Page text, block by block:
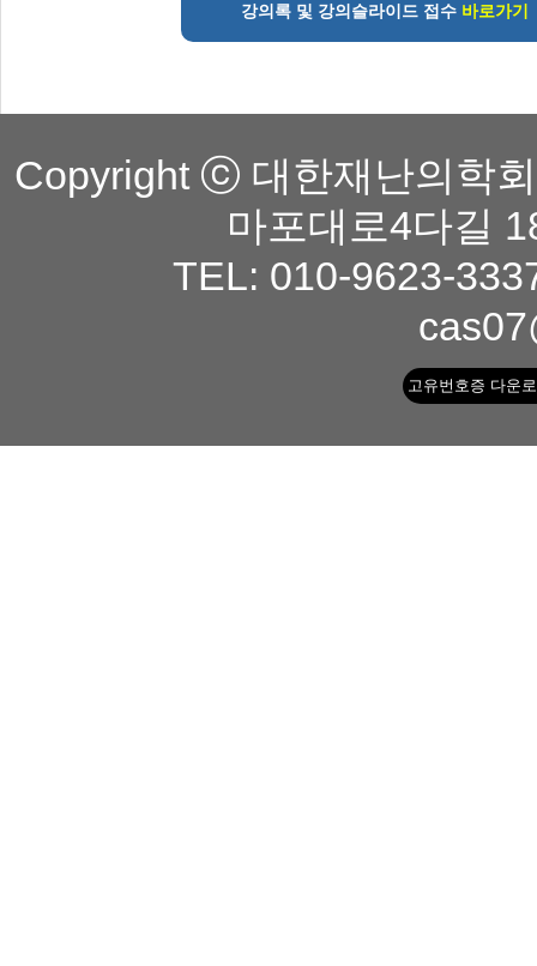
강의록 및 강의슬라이드 접수 바로가기
Copyright ⓒ 대한재난의학
마포대로4다길
TEL: 010-9623-
고유번호증 다운